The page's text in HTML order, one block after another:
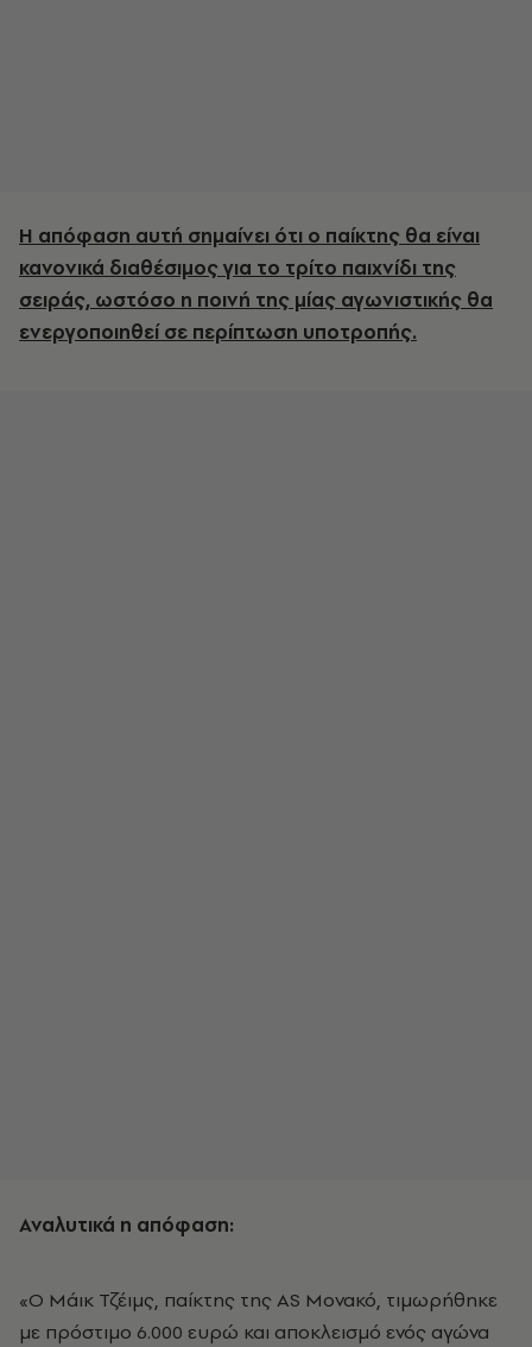
Η απόφαση αυτή σημαίνει ότι ο παίκτης θα είναι
κανονικά διαθέσιμος για το τρίτο παιχνίδι της
σειράς, ωστόσο η ποινή της μίας αγωνιστικής θα
ενεργοποιηθεί σε περίπτωση υποτροπής.
Αναλυτικά η απόφαση:
«Ο Μάικ Τζέιμς, παίκτης της AS Μονακό, τιμωρήθηκε
με πρόστιμο 6.000 ευρώ και αποκλεισμό ενός αγώνα